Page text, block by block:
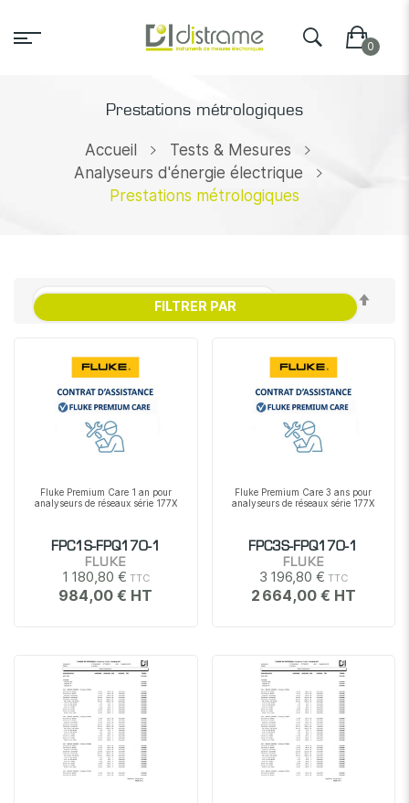
Prestations métrologiques
Accueil
Tests & Mesures
Analyseurs d'énergie électrique
Prestations métrologiques
Fluke Premium Care 1 an pour
analyseurs de réseaux série 177X
FPC1S-FPQ170-1
FLUKE
1 180,80 €
984,00 €
Fluke Premium Care 3 ans pour
analyseurs de réseaux série 177X
FPC3S-FPQ170-1
FLUKE
3 196,80 €
2 664,00 €
FILTRER PAR